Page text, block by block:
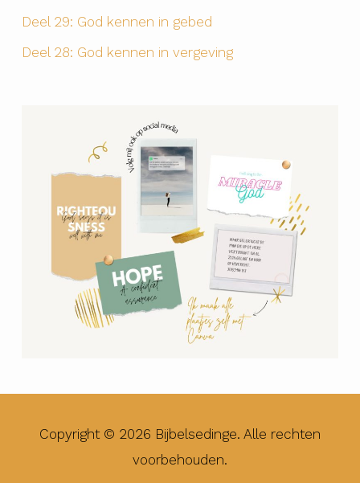
Deel 29: God kennen in gebed
Deel 28: God kennen in vergeving
Copyright © 2026 Bijbelsedinge. Alle rechten
voorbehouden.